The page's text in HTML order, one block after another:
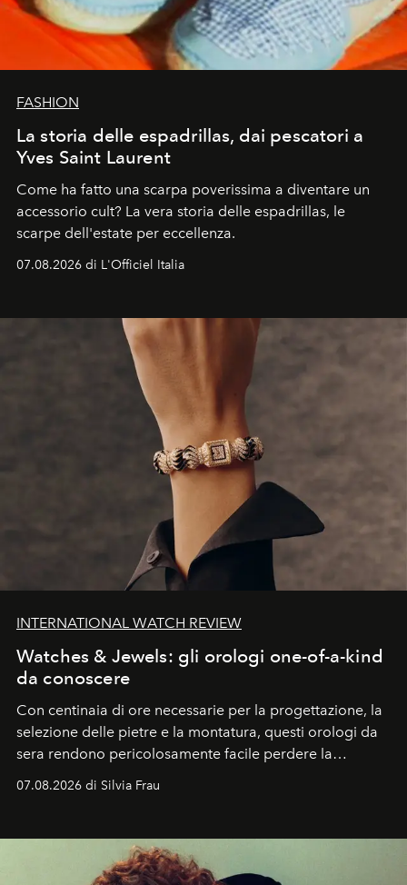
FASHION
La storia delle espadrillas, dai pescatori a
Yves Saint Laurent
Come ha fatto una scarpa poverissima a diventare un
accessorio cult? La vera storia delle espadrillas, le
scarpe dell'estate per eccellenza.
07.08.2026 di L'Officiel Italia
INTERNATIONAL WATCH REVIEW
Watches & Jewels: gli orologi one-of-a-kind
da conoscere
Con centinaia di ore necessarie per la progettazione, la
selezione delle pietre e la montatura, questi orologi da
sera rendono pericolosamente facile perdere la
cognizione del tempo. Ma con quadranti così
07.08.2026 di Silvia Frau